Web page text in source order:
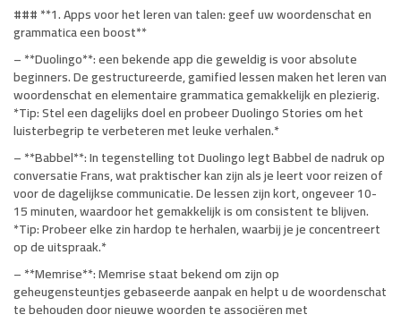
### **1. Apps voor het leren van talen: geef uw woordenschat en
grammatica een boost**
–**Duolingo**: een bekende app die geweldig is voor absolute
beginners. De gestructureerde, gamified lessen maken het leren van
woordenschat en elementaire grammatica gemakkelijk en plezierig.
*Tip: Stel een dagelijks doel en probeer Duolingo Stories om het
luisterbegrip te verbeteren met leuke verhalen.*
– **Babbel**: In tegenstelling tot Duolingo legt Babbel de nadruk op
conversatie Frans, wat praktischer kan zijn als je leert voor reizen of
voor de dagelijkse communicatie. De lessen zijn kort, ongeveer 10-
15 minuten, waardoor het gemakkelijk is om consistent te blijven.
*Tip: Probeer elke zin hardop te herhalen, waarbij je je concentreert
op de uitspraak.*
– **Memrise**: Memrise staat bekend om zijn op
geheugensteuntjes gebaseerde aanpak en helpt u de woordenschat
te behouden door nieuwe woorden te associëren met